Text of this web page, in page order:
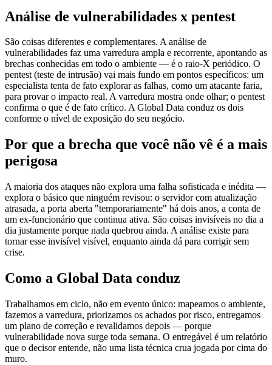
Análise de vulnerabilidades x pentest
São coisas diferentes e complementares. A análise de
vulnerabilidades faz uma varredura ampla e recorrente, apontando as
brechas conhecidas em todo o ambiente — é o raio-X periódico. O
pentest (teste de intrusão) vai mais fundo em pontos específicos: um
especialista tenta de fato explorar as falhas, como um atacante faria,
para provar o impacto real. A varredura mostra onde olhar; o pentest
confirma o que é de fato crítico. A Global Data conduz os dois
conforme o nível de exposição do seu negócio.
Por que a brecha que você não vê é a mais
perigosa
A maioria dos ataques não explora uma falha sofisticada e inédita —
explora o básico que ninguém revisou: o servidor com atualização
atrasada, a porta aberta "temporariamente" há dois anos, a conta de
um ex-funcionário que continua ativa. São coisas invisíveis no dia a
dia justamente porque nada quebrou ainda. A análise existe para
tornar esse invisível visível, enquanto ainda dá para corrigir sem
crise.
Como a Global Data conduz
Trabalhamos em ciclo, não em evento único: mapeamos o ambiente,
fazemos a varredura, priorizamos os achados por risco, entregamos
um plano de correção e revalidamos depois — porque
vulnerabilidade nova surge toda semana. O entregável é um relatório
que o decisor entende, não uma lista técnica crua jogada por cima do
muro.